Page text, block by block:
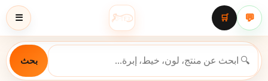
☰ 💬
🛒
بحث